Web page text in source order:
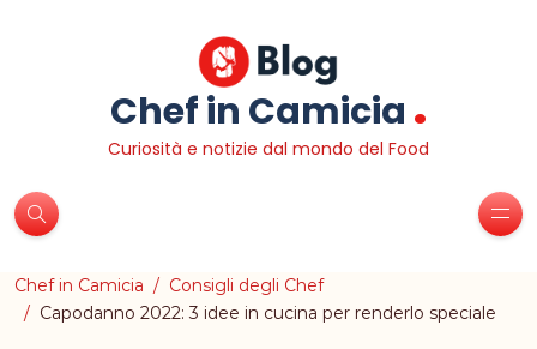
Chef in Camicia .
Curiosità e notizie dal mondo del Food
Chef in Camicia
Consigli degli Chef
Capodanno 2022: 3 idee in cucina per renderlo speciale